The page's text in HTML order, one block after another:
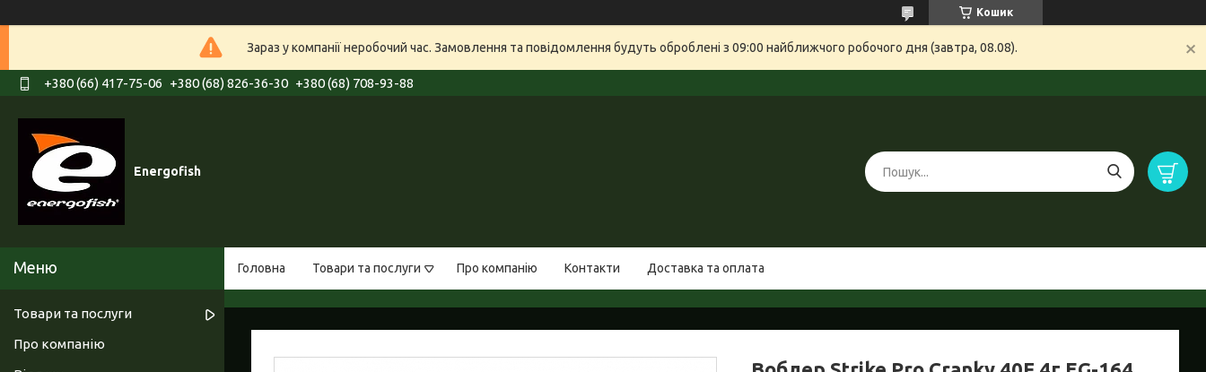
Кошик
Зараз у компанії неробочий час. Замовлення та повідомлення будуть оброблені з 09:00 найближчого робочого дня (завтра, 08.08).
+380 (66) 417-75-06 +380 (68) 826-36-30 +380 (68) 708-93-88
Energofish
Головна Товари та послуги Про компанію Контакти Доставка та оплата
Товари та послуги
Про компанію